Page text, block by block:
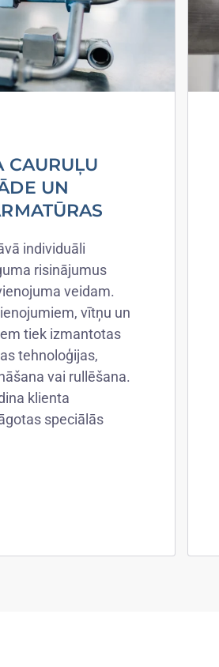
CAURUĻU
UN
individuāli
risinājumus
veidam.
vītņu un
tiek izmantotas
tehnoloģijas,
vai rullēšana.
klienta
speciālās